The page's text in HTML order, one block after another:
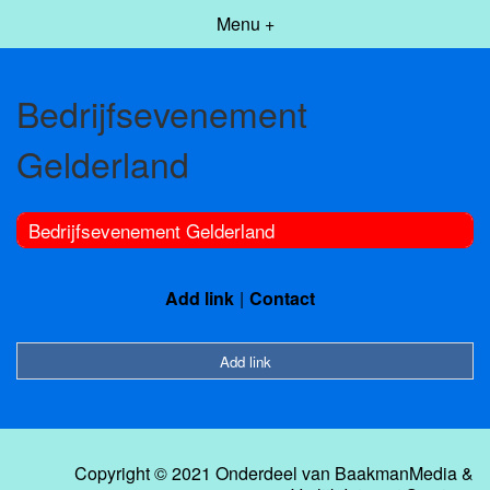
Menu +
Bedrijfsevenement
Gelderland
Bedrijfsevenement Gelderland
Add link Contact
Add link
Copyright © 2021 Onderdeel van BaakmanMedia&